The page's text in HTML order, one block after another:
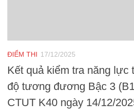
ĐIỂM THI 17/12/2025
Kết quả kiểm tra năng lực
độ tương đương Bậc 3
CTUT K40 ngày 14/12/